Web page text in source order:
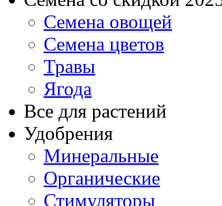
Семена овощей
Семена цветов
Травы
Ягода
Все для растений
Удобрения
Минеральные
Органические
Стимуляторы